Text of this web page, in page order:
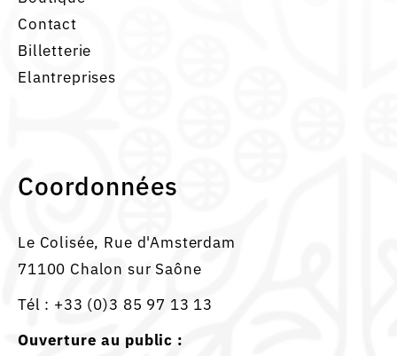
Contact
Billetterie
Elantreprises
Coordonnées
Le Colisée, Rue d'Amsterdam
71100 Chalon sur Saône
Tél : +33 (0)3 85 97 13 13
Ouverture au public :